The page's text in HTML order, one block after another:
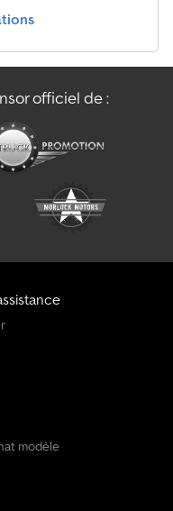
officiel de :
modèle